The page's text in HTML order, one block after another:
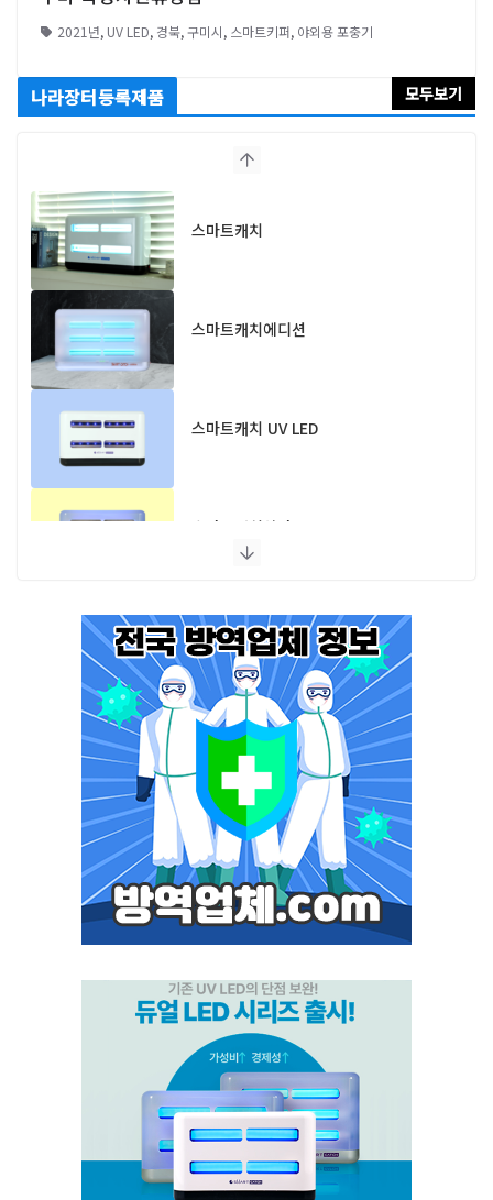
2021년, UV LED, 경북,구미시, 스마트키퍼, 야외용 포충기
나라장터등록제품 모두보기
플라이포커스
모스포커스
포커스 LED
스마트키퍼 UV LED 일반형
스마트키퍼 UV LED 고급형